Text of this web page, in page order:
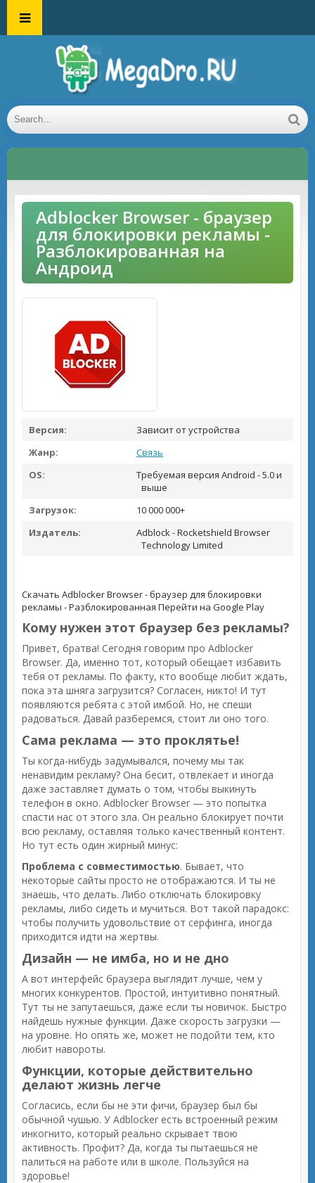
Adblocker Browser - браузер
для блокировки рекламы -
Разблокированная на
Андроид
Версия:
Зависит от устройства
Жанр:
Связь
OS:
Требуемая версия Android - 5.0 и
выше
Загрузок:
10 000 000+
Издатель:
Adblock - Rocketshield Browser
Technology Limited
Скачать Adblocker Browser - браузер для блокировки
рекламы - Разблокированная Перейти на Google Play
Кому нужен этот браузер без рекламы?
Привет, братва! Сегодня говорим про Adblocker
Browser. Да, именно тот, который обещает избавить
тебя от рекламы. По факту, кто вообще любит ждать,
пока эта шняга загрузится? Согласен, никто! И тут
появляются ребята с этой имбой. Но, не спеши
радоваться. Давай разберемся, стоит ли оно того.
Сама реклама — это проклятье!
Ты когда-нибудь задумывался, почему мы так
ненавидим рекламу? Она бесит, отвлекает и иногда
даже заставляет думать о том, чтобы выкинуть
телефон в окно. Adblocker Browser — это попытка
спасти нас от этого зла. Он реально блокирует почти
всю рекламу, оставляя только качественный контент.
Но тут есть один жирный минус:
Проблема с совместимостью. Бывает, что
некоторые сайты просто не отображаются. И ты не
знаешь, что делать. Либо отключать блокировку
рекламы, либо сидеть и мучиться. Вот такой парадокс:
чтобы получить удовольствие от серфинга, иногда
приходится идти на жертвы.
Дизайн — не имба, но и не дно
А вот интерфейс браузера выглядит лучше, чем у
многих конкурентов. Простой, интуитивно понятный.
Тут ты не запутаешься, даже если ты новичок. Быстро
найдешь нужные функции. Даже скорость загрузки —
на уровне. Но опять же, может не подойти тем, кто
любит навороты.
Функции, которые действительно
делают жизнь легче
Согласись, если бы не эти фичи, браузер был бы
обычной чушью. У Adblocker есть встроенный режим
инкогнито, который реально скрывает твою
активность. Профит? Да, когда ты пытаешься не
палиться на работе или в школе. Пользуйся на
здоровье!